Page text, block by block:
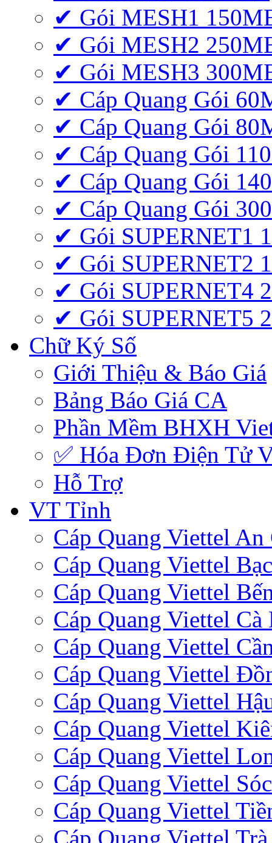
✔ Gói MESH1
✔ Gói MESH2
✔ Gói MESH3
✔ Cáp Quang Gói
✔ Cáp Quang Gói
✔ Cáp Quang Gói
✔ Cáp Quang Gói
✔ Cáp Quang Gói
✔ Gói SUPERNET1
✔ Gói SUPERNET2
✔ Gói SUPERNET4
✔ Gói SUPERNET5
Chữ Ký Số
Giới Thiệu & Báo Giá
Bảng Báo Giá CA
Phần Mềm BHXH
✅‎ Hóa Đơn Điện Tử
Hỗ Trợ
VT Tỉnh
Cáp Quang Viettel An
Cáp Quang Viettel
Cáp Quang Viettel
Cáp Quang Viettel Cà
Cáp Quang Viettel
Cáp Quang Viettel
Cáp Quang Viettel
Cáp Quang Viettel
Cáp Quang Viettel
Cáp Quang Viettel
Cáp Quang Viettel